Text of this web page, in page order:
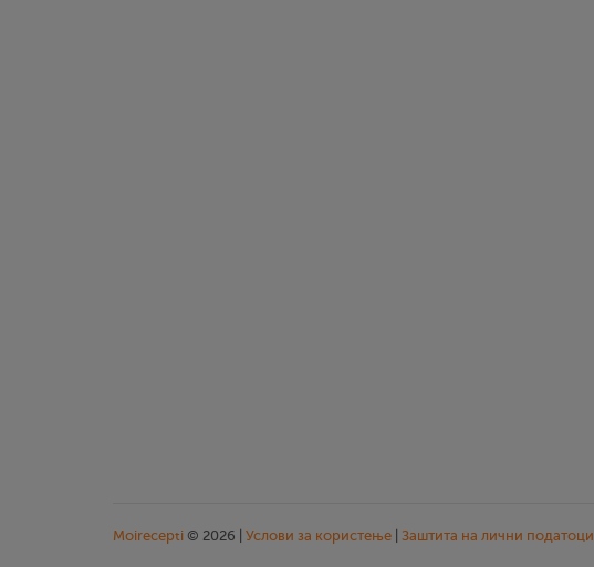
Moirecepti © 2026 | Услови за користење Заштита на лични податоци